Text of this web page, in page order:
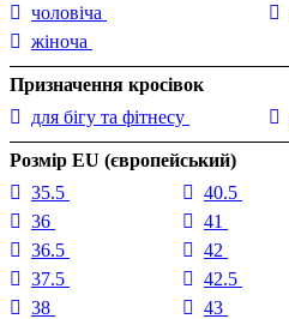
чоловіча
жіноча
Призначення кросівок
для бігу та фітнесу
Розмір EU (європейський)
35.5
36
36.5
37.5
38
40.5
41
42
42.5
43